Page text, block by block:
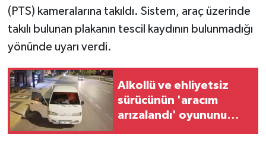
(PTS) kameralarına takıldı. Sistem, araç üzerinde
takılı bulunan plakanın tescil kaydının bulunmadığı
yönünde uyarı verdi.
Alkollü ve ehliyetsiz
sürücünün 'aracım
arızalandı' oyununu